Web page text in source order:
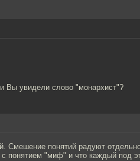
Вы увидели слово "монархист"?
Смешение понятий радуют
с понятием "миф" и что каждый под